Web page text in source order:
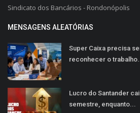
Sindicato dos Bancários - Rondonópolis
MENSAGENS ALEATÓRIAS
Super Caixa precisa
reconhecer o
Lucro do Santander
semestre, enquanto...